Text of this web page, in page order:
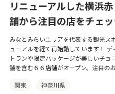
リニューアルした横浜
舗から注目の店をチェ
みなとみらいエリアを代表する観光ス
ューアルを経て再始動しています！
トランや限定パッケージが美しいチョ
舗を含む６６店舗がオープン。注目の
関東 神奈川県